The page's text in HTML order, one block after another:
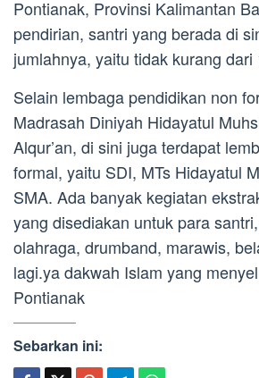
Pontianak, Provinsi Kalimantan
pendirian, santri yang berada di
jumlahnya, yaitu tidak kurang dari
Selain lembaga pendidikan non
Madrasah Diniyah Hidayatul
Alqur’an, di sini juga terdapat
formal, yaitu SDI, MTs Hidayatul
SMA. Ada banyak kegiatan
yang disediakan untuk para
olahraga, drumband, marawis,
lagi.ya dakwah Islam yang
Pontianak
Sebarkan ini: